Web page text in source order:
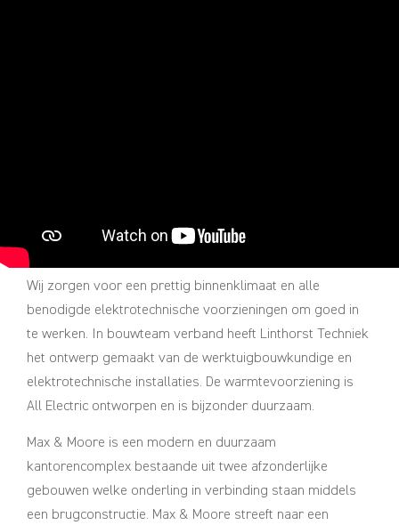
Wij zorgen voor een prettig binnenklimaat en alle
benodigde elektrotechnische voorzieningen om goed in
te werken. In bouwteam verband heeft Linthorst Techniek
het ontwerp gemaakt van de werktuigbouwkundige en
elektrotechnische installaties. De warmtevoorziening is
All Electric ontworpen en is bijzonder duurzaam.
Max & Moore is een modern en duurzaam
kantorencomplex bestaande uit twee afzonderlijke
gebouwen welke onderling in verbinding staan middels
een brugconstructie. Max & Moore streeft naar een